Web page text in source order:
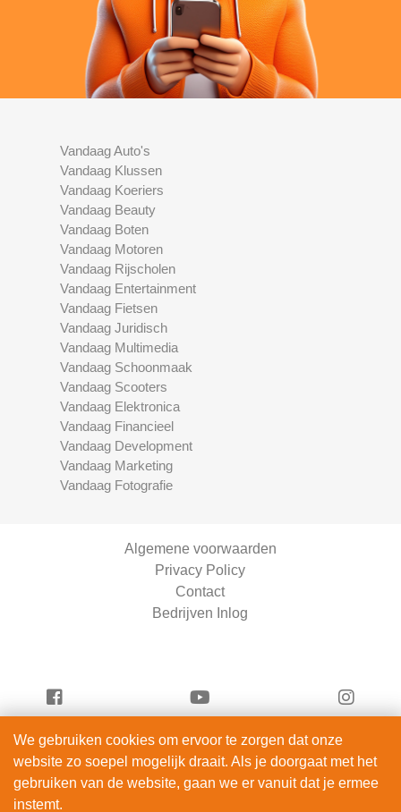
Vandaag Auto's
Vandaag Klussen
Vandaag Koeriers
Vandaag Beauty
Vandaag Boten
Vandaag Motoren
Vandaag Rijscholen
Vandaag Entertainment
Vandaag Fietsen
Vandaag Juridisch
Vandaag Multimedia
Vandaag Schoonmaak
Vandaag Scooters
Vandaag Elektronica
Vandaag Financieel
Vandaag Development
Vandaag Marketing
Vandaag Fotografie
Algemene voorwaarden
Privacy Policy
Contact
Bedrijven Inlog
Vandaag Fietsen is onderdeel van
ServiceRight B.V. | KVK 90914872
We gebruiken cookies om ervoor te zorgen dat onze
website zo soepel mogelijk draait. Als je doorgaat met het
gebruiken van de website, gaan we er vanuit dat je ermee
instemt.